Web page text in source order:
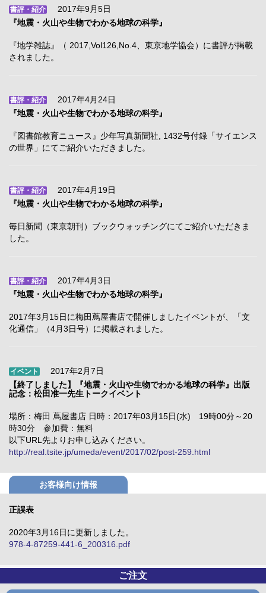
書評・紹介
2017年9月5日
『地震・火山や生物でわかる地球の科学』
『地学雑誌』（ 2017,Vol126,No.4、東京地学協会）に書評が掲載
されました。
書評・紹介
2017年4月24日
『地震・火山や生物でわかる地球の科学』
『図書館教育ニュース』少年写真新聞社, 1432号付録「サイエンス
の世界」にてご紹介いただきました。
書評・紹介
2017年4月19日
『地震・火山や生物でわかる地球の科学』
毎日新聞（東京朝刊）ブックウォッチングにてご紹介いただきま
した。
書評・紹介
2017年4月3日
『地震・火山や生物でわかる地球の科学』
2017年3月15日に梅田蔦屋書店で開催しましたイベントが、「文
化通信」（4月3日号）に掲載されました。
イベント
2017年2月7日
【終了しました】『地震・火山や生物でわかる地球の科学』出版
記念：松田准一先生トークイベント
場所：梅田 蔦屋書店 日時：2017年03月15日(水) 19時00分～20
時30分 参加費：無料
以下URL先よりお申し込みください。
http://real.tsite.jp/umeda/event/2017/02/post-259.html
お客様向け情報
正誤表
2020年3月16日に更新しました。
978-4-87259-441-6_200316.pdf
ご注文